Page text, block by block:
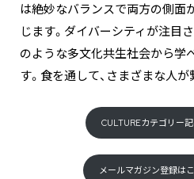
は絶妙なバランスで両方の側面
じます。ダイバーシティが注目
のような多文化共生社会から学
す。食を通して、さまざまな人
CULTUREカテゴリー
メールマガジン登録は